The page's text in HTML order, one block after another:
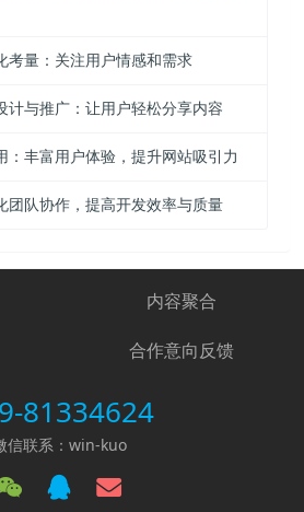
考量：关注用户情感和需求
计与推广：让用户轻松分享内容
：丰富用户体验，提升网站吸引力
团队协作，提高开发效率与质量
内容聚合
合作意向反馈
81334624
信联系：win-kuo